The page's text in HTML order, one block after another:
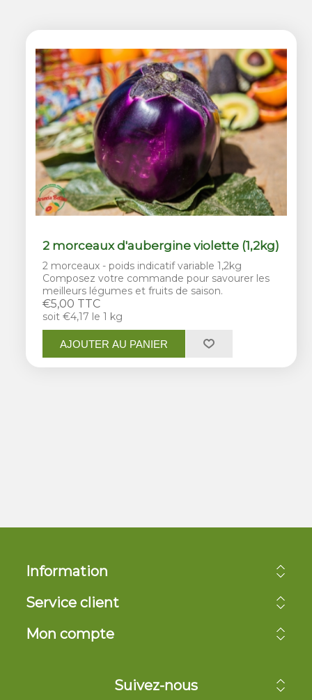
2 morceaux d'aubergine violette (1,2kg)
2 morceaux - poids indicatif variable 1,2kg
Composez votre commande pour savourer les
meilleurs légumes et fruits de saison.
€5,00 TTC
soit €4,17 le 1 kg
AJOUTER AU PANIER
Information
Service client
Mon compte
Suivez-nous